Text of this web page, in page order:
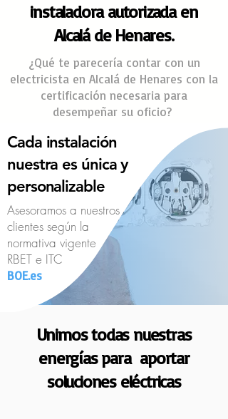
instaladora autorizada en
Alcalá de Henares.
¿Qué te parecería contar con un
electricista en Alcalá de Henares con la
certificación necesaria para
desempeñar su oficio?
Cada instalación
nuestra es única y
personalizable
Asesoramos a nuestros
clientes según la
normativa vigente
RBET e ITC
BOE.es
Unimos todas nuestras
energías para aportar
soluciones eléctricas